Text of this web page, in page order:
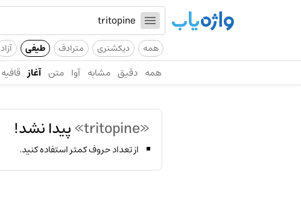
همه دیکشنری مترادف طیفی آزاد
همه دقیق مشابه آوا متن آغاز قافیه
«tritopine» پیدا نشد!
از تعداد حروف کمتر استفاده کنید.